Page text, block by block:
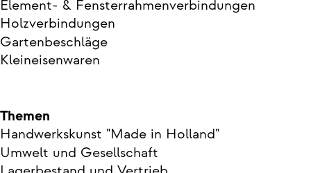
Element- & Fensterrahmenverbindungen
Holzverbindungen
Gartenbeschläge
Kleineisenwaren
Themen
Handwerkskunst "Made in Holland"
Umwelt und Gesellschaft